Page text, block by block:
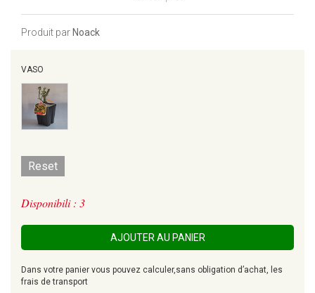
Produit par Noack
VASO
Reset
Disponibili : 3
AJOUTER AU PANIER
Dans votre panier vous pouvez calculer,sans obligation d’achat, les
frais de transport